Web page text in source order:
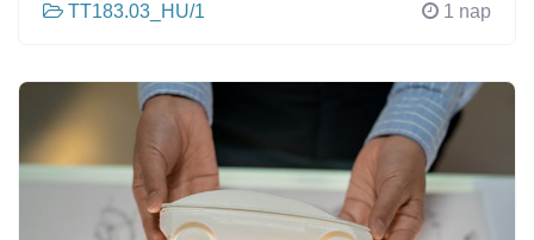
TT183.03_HU/1 1 nap